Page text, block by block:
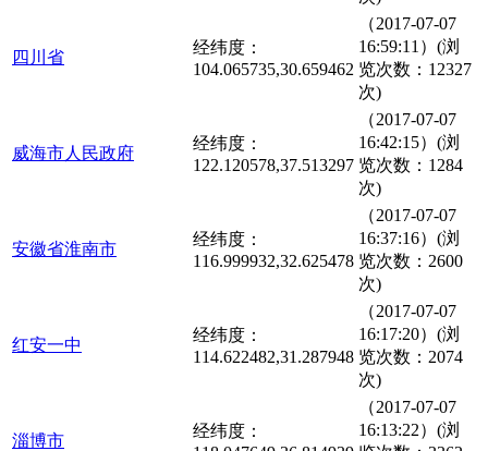
四川省
经纬度：
104.065735,30.659462
（2017-07-07
16:59:11）(浏
览次数：12327
次)
威海市人民政府
经纬度：
122.120578,37.513297
（2017-07-07
16:42:15）(浏
览次数：1284
次)
安徽省淮南市
经纬度：
116.999932,32.625478
（2017-07-07
16:37:16）(浏
览次数：2600
次)
红安一中
经纬度：
114.622482,31.287948
（2017-07-07
16:17:20）(浏
览次数：2074
次)
淄博市
经纬度：
（2017-07-07
16:13:22）(浏